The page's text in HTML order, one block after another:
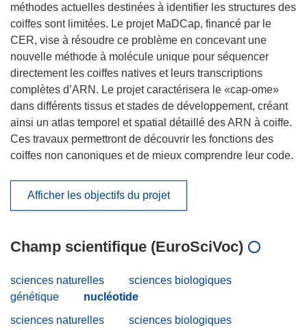
méthodes actuelles destinées à identifier les structures des
coiffes sont limitées. Le projet MaDCap, financé par le
CER, vise à résoudre ce problème en concevant une
nouvelle méthode à molécule unique pour séquencer
directement les coiffes natives et leurs transcriptions
complètes d’ARN. Le projet caractérisera le «cap-ome»
dans différents tissus et stades de développement, créant
ainsi un atlas temporel et spatial détaillé des ARN à coiffe.
Ces travaux permettront de découvrir les fonctions des
coiffes non canoniques et de mieux comprendre leur code.
Afficher les objectifs du projet
Champ scientifique (EuroSciVoc)
sciences naturelles
sciences biologiques
génétique
nucléotide
sciences naturelles
sciences biologiques